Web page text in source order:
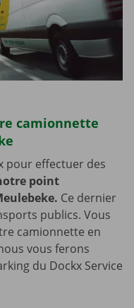
camionnette
pour effectuer des
point
Ce dernier
publics. Vous
camionnette en
vous ferons
du Dockx Service